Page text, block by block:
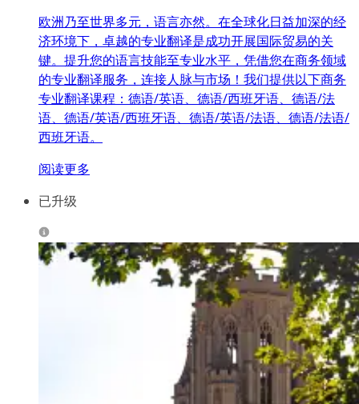
欧洲乃至世界多元，语言亦然。在全球化日益加深的经
济环境下，卓越的专业翻译是成功开展国际贸易的关
键。提升您的语言技能至专业水平，凭借您在商务领域
的专业翻译服务，连接人脉与市场！我们提供以下商务
专业翻译课程：德语/英语、德语/西班牙语、德语/法
语、德语/英语/西班牙语、德语/英语/法语、德语/法语/
西班牙语。
阅读更多
已升级